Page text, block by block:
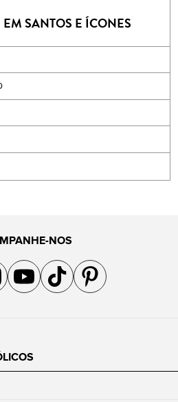
SANTOS E ÍCONES
NOS
gente no Facebook
a gente no Instagram
Acompanhe a gente no YouTube
Acompanhe a gente no TikTok
Acompanhe a gente no